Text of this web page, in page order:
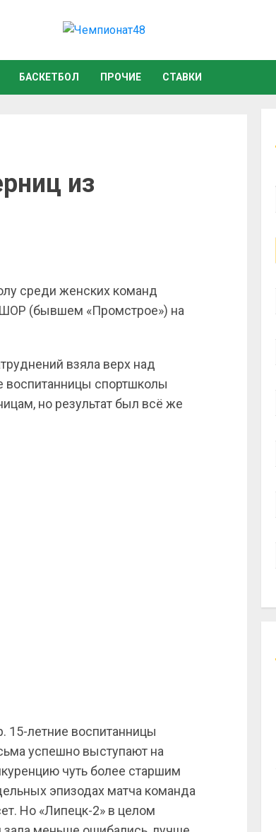
БАСКЕТБОЛ ПРОЧИЕ СТАВКИ
из
среди женских команд
(бывшем «Промстрое») на
взяла верх над
спортшколы
но результат был всё же
15-летние воспитанницы
успешно выступают на
чуть более старшим
эпизодах матча команда
Но «Липецк-2» в целом